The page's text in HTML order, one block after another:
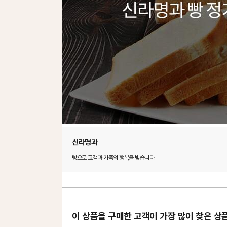
신라명과
빵으로 고객과 가족의 행복을 빚습니다.
이 상품을 구매한 고객이 가장 많이 찾은 상